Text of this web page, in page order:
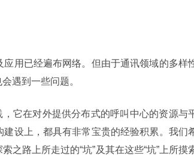
用已经遍布网络。但由于通讯领域的多样
遇到一些问题。
它在对外提供分布式的呼叫中心的资源与
设上，都具有非常宝贵的经验积累。我们
之路上所走过的“坑”及其在这些“坑”上所摸